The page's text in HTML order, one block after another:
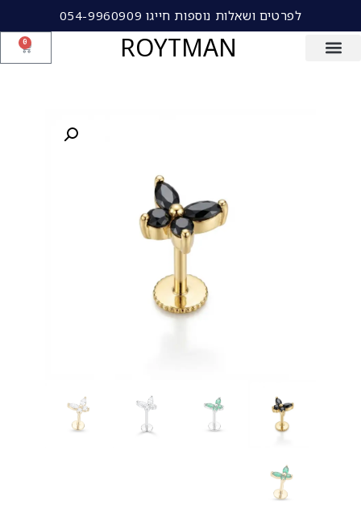
לפרטים ושאלות נוספות חייגו 054-9960909
ROYTMAN
0